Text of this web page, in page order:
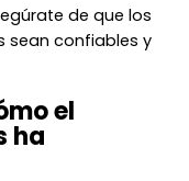
de que los
sean confiables y
el
ha